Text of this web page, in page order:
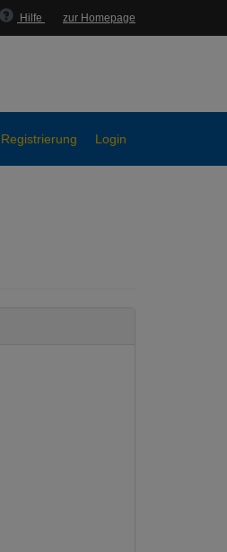
Hilfe zur Homepage
Registrierung Login